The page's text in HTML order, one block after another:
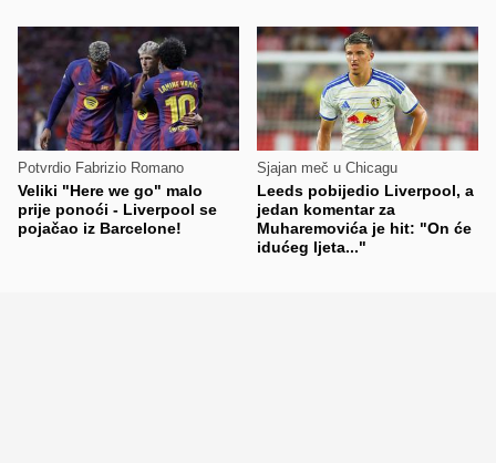
Potvrdio Fabrizio Romano
Veliki "Here we go" malo
prije ponoći - Liverpool se
pojačao iz Barcelone!
Sjajan meč u Chicagu
Leeds pobijedio Liverpool, a
jedan komentar za
Muharemovića je hit: "On će
idućeg ljeta..."